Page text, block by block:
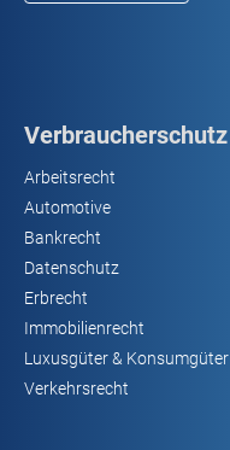
Verbraucherschutz
Arbeitsrecht
Automotive
Bankrecht
Datenschutz
Erbrecht
Immobilienrecht
Luxusgüter & Konsumgüter
Verkehrsrecht